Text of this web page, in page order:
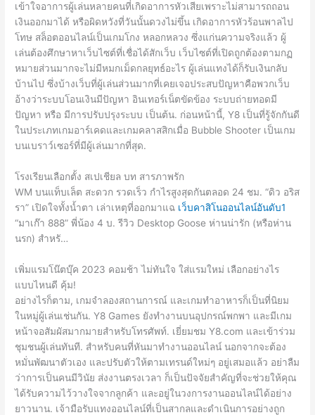
เข้าใจอาการผู้เล่นหลายคนที่เกิดอาการหัวเสียเพราะไม่สามารถถอน
เงินออกมาได้ หรือผิดหวังที่วันนั้นดวงไม่ขึ้น เกิดอาการหัวร้อนพาลไป
โทษ สล็อตออนไลน์เป็นเกมโกง หลอกหลวง ซึ่งแก่นความจริงแล้ว ผู้
เล่นต้องศึกษาหาเว็บไซต์ที่เชื่อได้สักเว็บ เว็บไซต์ที่เปิดถูกต้องตามกฏ
หมายส่วนมากจะไม่มีหมกเม็ดกลยุทธ์อะไร ผู้เล่นแทงได้ก็รับเงินกลับ
บ้านไป ซึ่งบ้างเว็บที่ผู้เล่นส่วนมากที่เคยเจอประสบปัญหาคือพวกเว็บ
อ้างว่าระบบโอนเงินมีปัญหา อินเทอร์เน็ตขัดข้อง ระบบถ่ายทอดมี
ปัญหา หรือ มีการปรับปรุงระบบ เป็นต้น. ก่อนหน้านี้, Y8 เป็นที่รู้จักกันดี
ในประเภทเกมอาร์เคดและเกมคลาสสิกเมื่อ Bubble Shooter เป็นเกม
บนเบราว์เซอร์ที่มีผู้เล่นมากที่สุด.
โรงเรียนเลือกตั้ง สเปเชียล บท สารภาพรัก
WM บนแท็บเล็ต สะดวก รวดเร็ว กำไรสูงสุดกันตลอด 24 ชม. “ดิว อริส
รา” เปิดใจทั้งน้ำตา เล่าเหตุที่ออกมาแฉ เว็บคาสิโนออนไลน์อันดับ1
“มาเก๊า 888” พี่น้อง 4 บ. รีวิว Desktop Goose ห่านน่ารัก (หรือห่าน
นรก) สำหรั…
เพิ่มแรมโน๊ตบุ๊ค 2023 คอมช้า ไม่ทันใจ ใส่แรมใหม่ เลือกอย่างไร
แบบไหนดี คุ้ม!
อย่างไรก็ตาม, เกมจำลองสถานการณ์ และเกมทำอาหารก็เป็นที่นิยม
ในหมู่ผู้เล่นเช่นกัน. Y8 Games ยังทำงานบนอุปกรณ์พกพา และมีเกม
หน้าจอสัมผัสมากมายสำหรับโทรศัพท์. เยี่ยมชม Y8.com และเข้าร่วม
ชุมชนผู้เล่นทันที. สำหรับคนที่หันมาทำงานออนไลน์ นอกจากจะต้อง
หมั่นพัฒนาตัวเอง และปรับตัวให้ตามเทรนด์ใหม่ๆ อยู่เสมอแล้ว อย่าลืม
ว่าการเป็นคนมีวินัย ส่งงานตรงเวลา ก็เป็นปัจจัยสำคัญที่จะช่วยให้คุณ
ได้รับความไว้วางใจจากลูกค้า และอยู่ในวงการงานออนไลน์ได้อย่าง
ยาวนาน. เจ้ามือรับแทงออนไลน์ที่เป็นสากลและดำเนินการอย่างถูก